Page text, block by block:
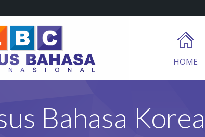
HOME
Bahasa